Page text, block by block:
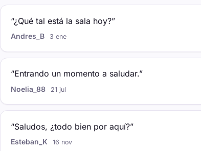
“¿Qué tal está la sala hoy?”
Andres_B 3 ene
“Entrando un momento a saludar.”
Noelia_88 21 jul
“Saludos, ¿todo bien por aquí?”
Esteban_K 16 nov